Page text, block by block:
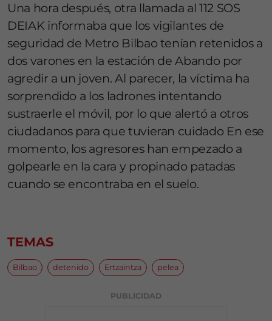
Una hora después, otra llamada al 112 SOS
DEIAK informaba que los vigilantes de
seguridad de Metro Bilbao tenían retenidos a
dos varones en la estación de Abando por
agredir a un joven. Al parecer, la víctima ha
sorprendido a los ladrones intentando
sustraerle el móvil, por lo que alertó a otros
ciudadanos para que tuvieran cuidado En ese
momento, los agresores han empezado a
golpearle en la cara y propinado patadas
cuando se encontraba en el suelo.
TEMAS
Bilbao detenido Ertzaintza pelea
PUBLICIDAD